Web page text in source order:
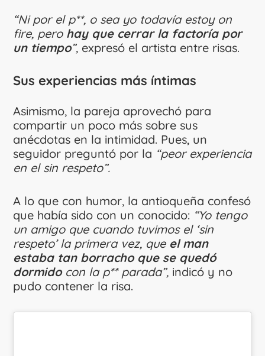
“Ni por el p**, o sea yo todavía estoy on
fire, pero hay que cerrar la factoría por
un tiempo”, expresó el artista entre risas.
Sus experiencias más íntimas
Asimismo, la pareja aprovechó para
compartir un poco más sobre sus
anécdotas en la intimidad. Pues, un
seguidor preguntó por la “peor experiencia
en el sin respeto”.
A lo que con humor, la antioqueña confesó
que había sido con un conocido: “Yo tengo
un amigo que cuando tuvimos el ‘sin
respeto’ la primera vez, que el man
estaba tan borracho que se quedó
dormido con la p** parada”, indicó y no
pudo contener la risa.